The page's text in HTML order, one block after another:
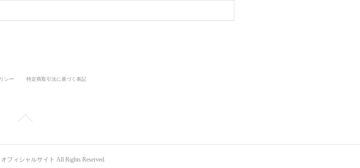
シー 特定商取引法に基づく表記
フィシャルサイト All Rights Reserved.